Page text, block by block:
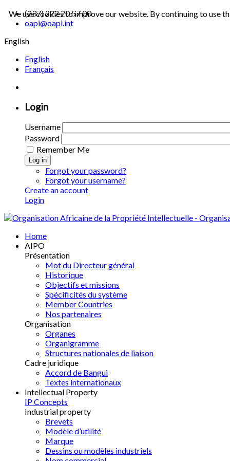
(237) 222 20 57 00
oapi@oapi.int
English
English
Français
Login
Username
Password
Remember Me
Log in
Forgot your password?
Forgot your username?
Create an account
Login
Home
AIPO
Présentation
Mot du Directeur général
Historique
Objectifs et missions
Spécificités du système
Member Countries
Nos partenaires
Organisation
Organes
Organigramme
Structures nationales de liaison
Cadre juridique
Accord de Bangui
Textes internationaux
Intellectual Property
IP Concepts
Industrial property
Brevets
Modèle d’utilité
Marque
Dessins ou modèles industriels
We use cookies to improve our website. By continuing to use